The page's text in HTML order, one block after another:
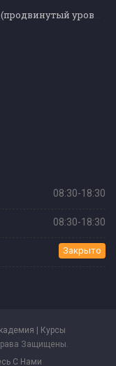
08:30-18:30
08:30-18:30
Закрыто
| Курсы
Защищены.
С Нами